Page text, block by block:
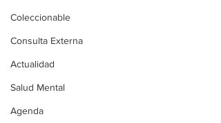
Coleccionable
Consulta Externa
Actualidad
Salud Mental
Agenda